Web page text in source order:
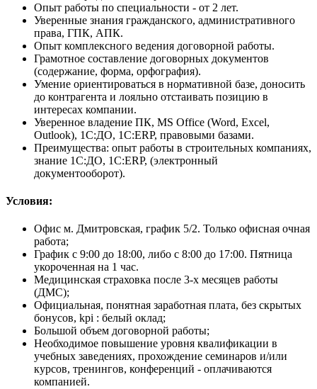
Опыт работы по специальности - от 2 лет.
Уверенные знания гражданского, административного
права, ГПК, АПК.
Опыт комплексного ведения договорной работы.
Грамотное составление договорных документов
(содержание, форма, орфография).
Умение ориентироваться в нормативной базе, доносить
до контрагента и лояльно отстаивать позицию в
интересах компании.
Уверенное владение ПК, MS Office (Word, Exсel,
Outlook), 1С:ДО, 1С:ERP, правовыми базами.
Преимущества: опыт работы в строительных компаниях,
знание 1С:ДО, 1С:ERP, (электронный
документооборот).
Условия:
Офис м. Дмитровская, график 5/2. Только офисная очная
работа;
График с 9:00 до 18:00, либо с 8:00 до 17:00. Пятница
укороченная на 1 час.
Медицинская страховка после 3-х месяцев работы
(ДМС);
Официальная, понятная заработная плата, без скрытых
бонусов, kpi : белый оклад;
Большой объем договорной работы;
Необходимое повышение уровня квалификации в
учебных заведениях, прохождение семинаров и/или
курсов, тренингов, конференций - оплачиваются
компанией.